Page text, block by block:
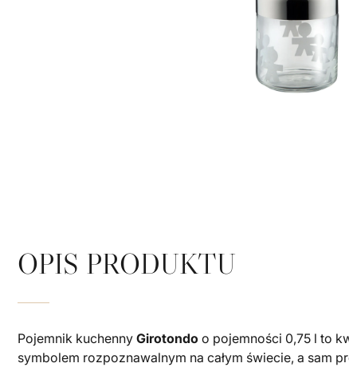
OPIS PRODUKTU
Pojemnik kuchenny Girotondo o pojemności 0,75 l to
symbolem rozpoznawalnym na całym świecie, a sam